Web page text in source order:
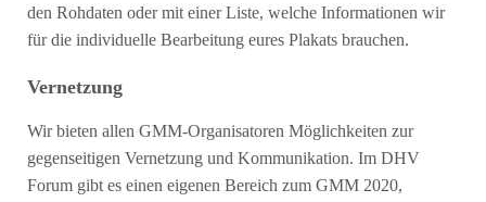
den Rohdaten oder mit einer Liste, welche Informationen wir
für die individuelle Bearbeitung eures Plakats brauchen.
Vernetzung
Wir bieten allen GMM-Organisatoren Möglichkeiten zur
gegenseitigen Vernetzung und Kommunikation. Im DHV
Forum gibt es einen eigenen Bereich zum GMM 2020,